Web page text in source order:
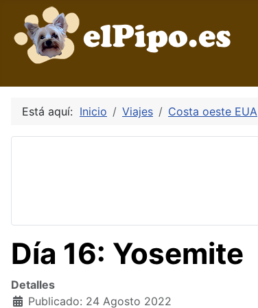
Está aquí: Inicio Viajes Costa oeste EUA
Día 16: Yosemite
Detalles
Publicado: 24 Agosto 2022